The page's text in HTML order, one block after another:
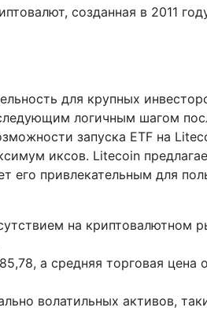
созданная в 2011
для крупных
логичным шагом
запуска ETF на
иксов. Litecoin
его привлекательным для
на криптовалютном
а средняя торговая цена
волатильных активов,